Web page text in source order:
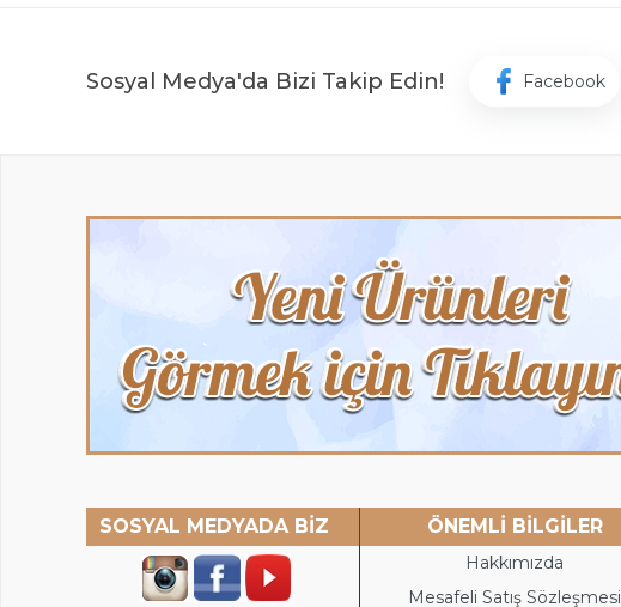
Sosyal Medya'da Bizi Takip Edin! Facebook
SOSYAL MEDYADA BİZ ÖNEMLİ BİLGİLER
Hakkımızda
Mesafeli Satış Sözleşmesi